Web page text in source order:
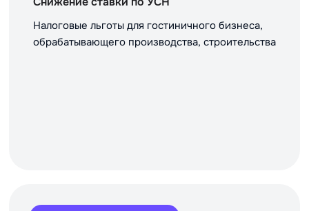
Налоговые льготы для гостиничного бизнеса,
обрабатывающего производства, строительства